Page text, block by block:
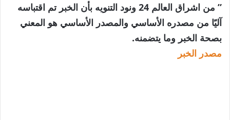
” من اشراق العالم 24 ونود التنويه بأن الخبر تم اقتباسه
آليًا من مصدره الأساسي والمصدر الأساسي هو المعني
بصحة الخبر وما يتضمنه.
مصدر الخبر